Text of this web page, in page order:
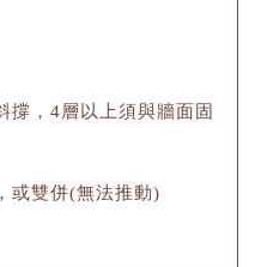
撐，4層以上須與牆面固
或雙併(無法推動)